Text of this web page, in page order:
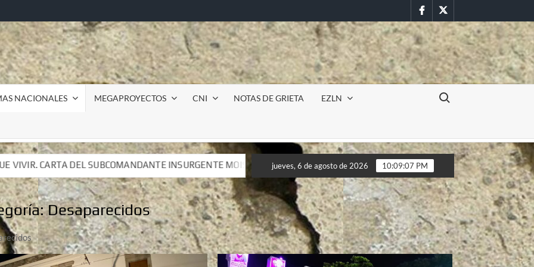
FacebookTwitter
NACIONALES MEGAPROYECTOS CNI NOTAS DE GRIETA EZLN
Buscar:
INSURGENTE MOISÉS A LUIS DE TAVIRA
Incursión militar en la UAEM (Morelos) durante paro estudiantil
INSURGENTE MOISÉS A LUIS DE TAVIRA
Incursión militar en la UAEM (Morelos) durante paro estudiantil
jueves, 6 de agosto de 2026 10:09:09 PM
Desaparecidos